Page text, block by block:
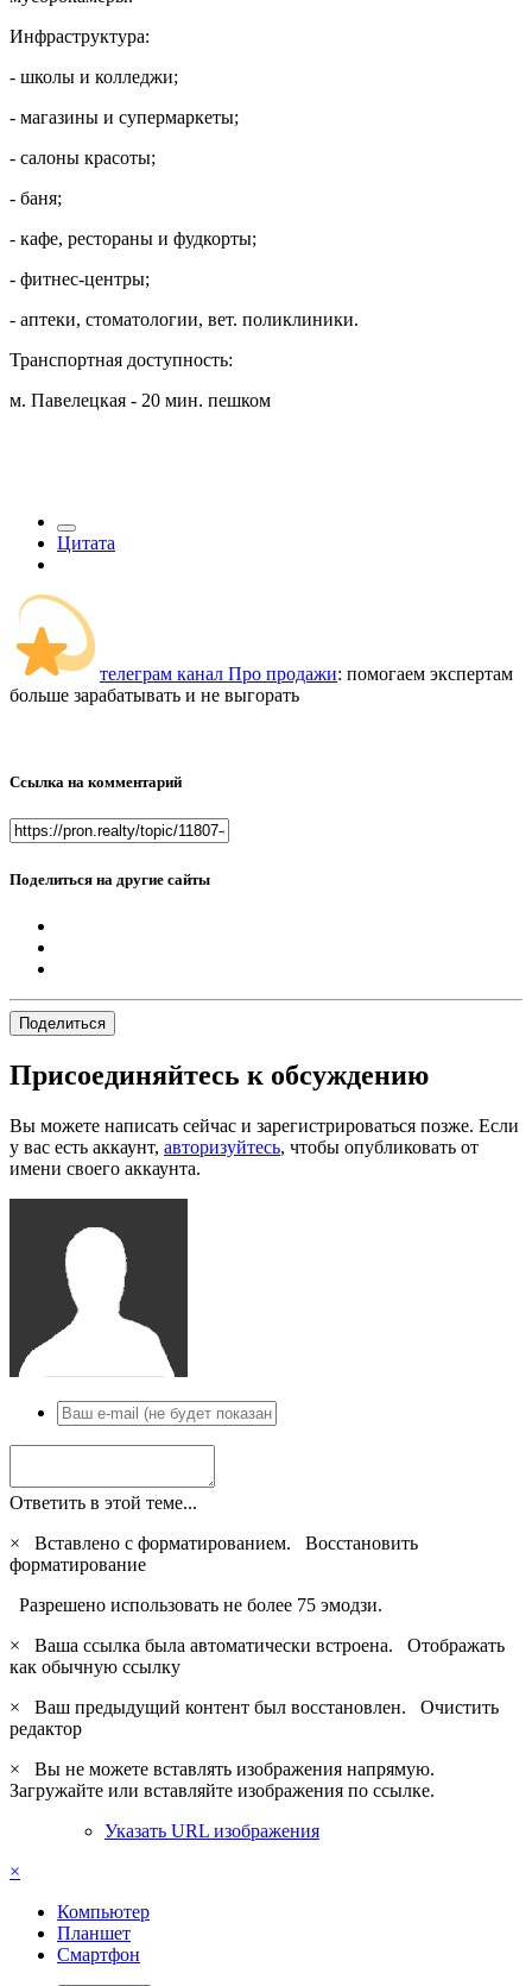
Инфраструктура:
- школы и колледжи;
- магазины и супермаркеты;
- салоны красоты;
- баня;
- кафе, рестораны и фудкорты;
- фитнес-центры;
- аптеки, стоматологии, вет. поликлиники.
Транспортная доступность:
м. Павелецкая - 20 мин. пешком
Цитата
телеграм канал Про продажи: помогаем экспертам
больше зарабатывать и не выгорать
Ссылка на комментарий
Поделиться на другие сайты
Поделиться
Присоединяйтесь к обсуждению
Вы можете написать сейчас и зарегистрироваться позже. Если
у вас есть аккаунт, авторизуйтесь, чтобы опубликовать от
имени своего аккаунта.
Ответить в этой теме...
×
Вставлено с форматированием. Восстановить
форматирование
Разрешено использовать не более 75 эмодзи.
×
Ваша ссылка была автоматически встроена. Отображать
как обычную ссылку
×
Ваш предыдущий контент был восстановлен. Очистить
редактор
×
Вы не можете вставлять изображения напрямую.
Загружайте или вставляйте изображения по ссылке.
Указать URL изображения
×
Компьютер
Планшет
Смартфон